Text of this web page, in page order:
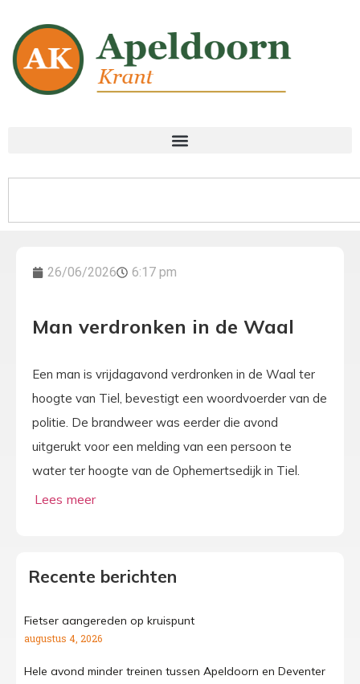
26/06/2026 6:17 pm
Man verdronken in de Waal
Een man is vrijdagavond verdronken in de Waal ter
hoogte van Tiel, bevestigt een woordvoerder van de
politie. De brandweer was eerder die avond
uitgerukt voor een melding van een persoon te
water ter hoogte van de Ophemertsedijk in Tiel.
Recente berichten
Fietser aangereden op kruispunt
augustus 4, 2026
Hele avond minder treinen tussen Apeldoorn en Deventer